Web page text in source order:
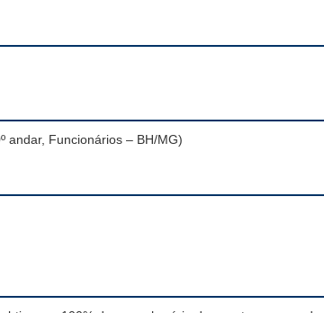
andar, Funcionários – BH/MG)